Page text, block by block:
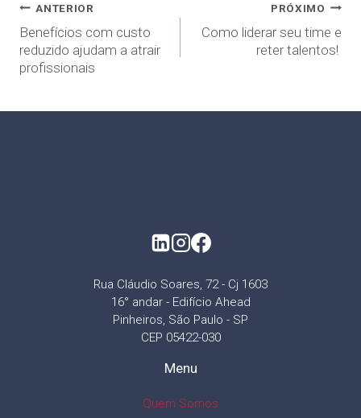
ANTERIOR
Benefícios com custo
reduzido ajudam a atrair
profissionais
PRÓXIMO
Como liderar seu time e
reter talentos!
Rua Cláudio Soares, 72 - Cj 1603
16° andar - Edifício Ahead
Pinheiros, São Paulo - SP
CEP 05422-030
Menu
Quem Somos